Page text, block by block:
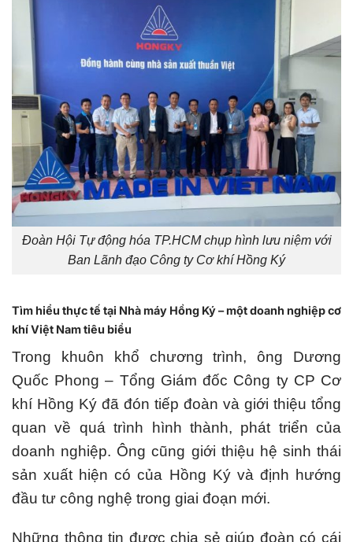
Đoàn Hội Tự động hóa TP.HCM chụp hình lưu niệm với
Ban Lãnh đạo Công ty Cơ khí Hồng Ký
Tìm hiểu thực tế tại Nhà máy Hồng Ký – một doanh nghiệp cơ
khí Việt Nam tiêu biểu
Trong khuôn khổ chương trình, ông Dương
Quốc Phong – Tổng Giám đốc Công ty CP Cơ
khí Hồng Ký đã đón tiếp đoàn và giới thiệu tổng
quan về quá trình hình thành, phát triển của
doanh nghiệp. Ông cũng giới thiệu hệ sinh thái
sản xuất hiện có của Hồng Ký và định hướng
đầu tư công nghệ trong giai đoạn mới.
Những thông tin được chia sẻ giúp đoàn có cái